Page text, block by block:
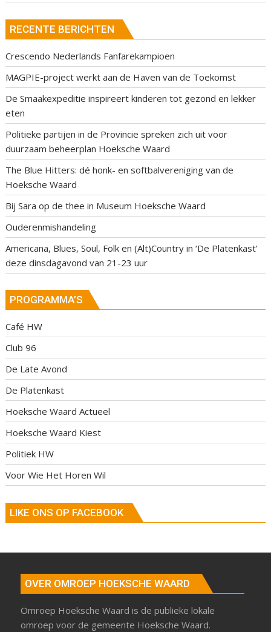
RECENTE BERICHTEN
Crescendo Nederlands Fanfarekampioen
MAGPIE-project werkt aan de Haven van de Toekomst
De Smaakexpeditie inspireert kinderen tot gezond en lekker
eten
Politieke partijen in de Provincie spreken zich uit voor
duurzaam beheerplan Hoeksche Waard
The Blue Hitters: dé honk- en softbalvereniging van de
Hoeksche Waard
Bij Sara op de thee in Museum Hoeksche Waard
Ouderenmishandeling
Americana, Blues, Soul, Folk en (Alt)Country in ‘De Platenkast’
deze dinsdagavond van 21-23 uur
PROGRAMMA’S
Café HW
Club 96
De Late Avond
De Platenkast
Hoeksche Waard Actueel
Hoeksche Waard Kiest
Politiek HW
Voor Wie Het Horen Wil
LIKE ONS OP FACEBOOK
OVER OMROEP HOEKSCHE WAARD
Omroep Hoeksche Waard is de publieke lokale
omroep voor de gemeente Hoeksche Waard.